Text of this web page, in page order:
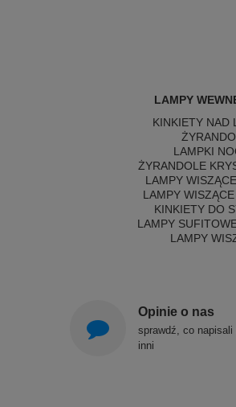
LAMPY
KINKIETY NAD
LAMPKI
ŻYRANDOLE
LAMPY
LAMPY
KINKIETY DO
LAMPY
LAMPY
Opinie o nas
sprawdź, co napisali
inni